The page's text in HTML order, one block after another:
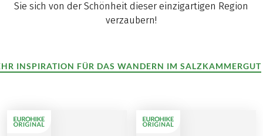
Sie sich von der Schönheit dieser einzigartigen Region
verzaubern!
INSPIRATION FÜR DAS WANDERN IM SALZKAMMERGUT